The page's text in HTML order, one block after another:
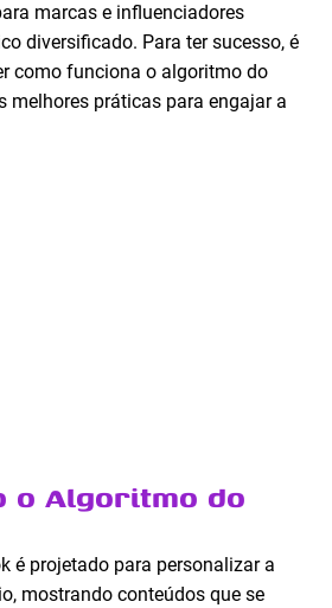
marcas e influenciadores
diversificado. Para ter sucesso, é
como funciona o algoritmo do
melhores práticas para engajar a
o Algoritmo do
é projetado para personalizar a
mostrando conteúdos que se